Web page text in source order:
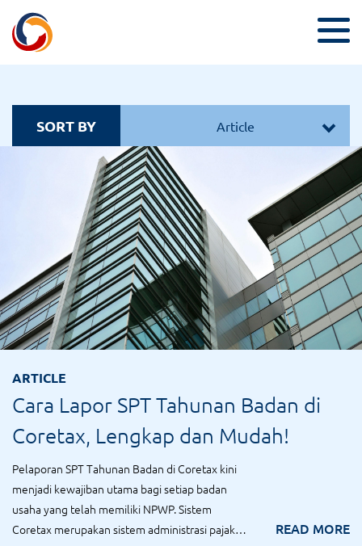
SORT BY Article
ARTICLE
Cara Lapor SPT Tahunan Badan di
Coretax, Lengkap dan Mudah!
Pelaporan SPT Tahunan Badan di Coretax kini
menjadi kewajiban utama bagi setiap badan
usaha yang telah memiliki NPWP. Sistem
Coretax merupakan sistem administrasi pajak
READ MORE